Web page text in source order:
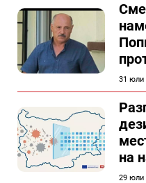
31 юли
на
29 юли